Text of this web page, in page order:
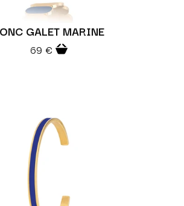
GALET MARINE
69 €